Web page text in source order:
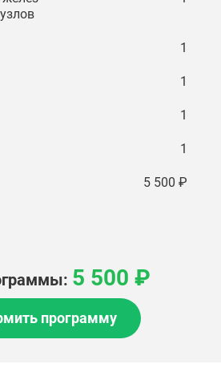
1
1
1
1
5 500 ₽
5 500 ₽
программу